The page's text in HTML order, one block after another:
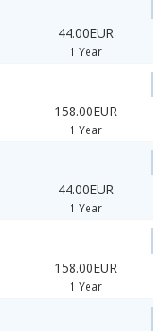
44.00EUR
1 Year
158.00EUR
1 Year
44.00EUR
1 Year
158.00EUR
1 Year